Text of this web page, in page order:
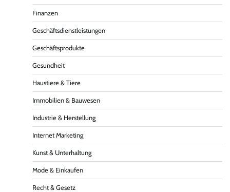
Finanzen
Geschäftsdienstleistungen
Geschäftsprodukte
Gesundheit
Haustiere & Tiere
Immobilien & Bauwesen
Industrie & Herstellung
Internet Marketing
Kunst & Unterhaltung
Mode & Einkaufen
Recht & Gesetz